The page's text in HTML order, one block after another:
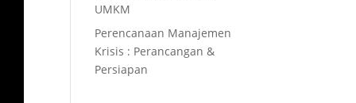
UMKM
Perencanaan Manajemen
Krisis : Perancangan &
Persiapan